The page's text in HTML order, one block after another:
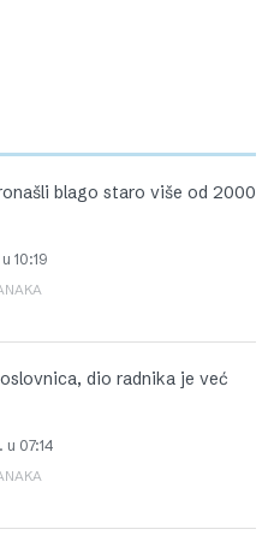
blago staro više od 2000
10:19
dio radnika je već
07:14